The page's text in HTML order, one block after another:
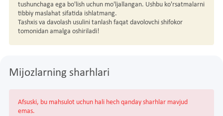
tushunchaga ega bo'lish uchun mo'ljallangan. Ushbu ko'rsatmalarni
tibbiy maslahat sifatida ishlatmang.
Tashxis va davolash usulini tanlash faqat davolovchi shifokor
tomonidan amalga oshiriladi!
Mijozlarning sharhlari
Afsuski, bu mahsulot uchun hali hech qanday sharhlar mavjud
emas.